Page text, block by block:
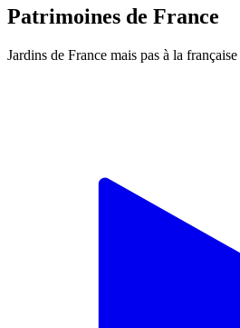
Patrimoines de France
Jardins de France mais pas à la française